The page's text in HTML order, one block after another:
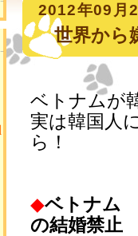
2012年09月
世界から
ベトナムが
実は韓国人
ら！
◆ベトナム
の結婚禁止